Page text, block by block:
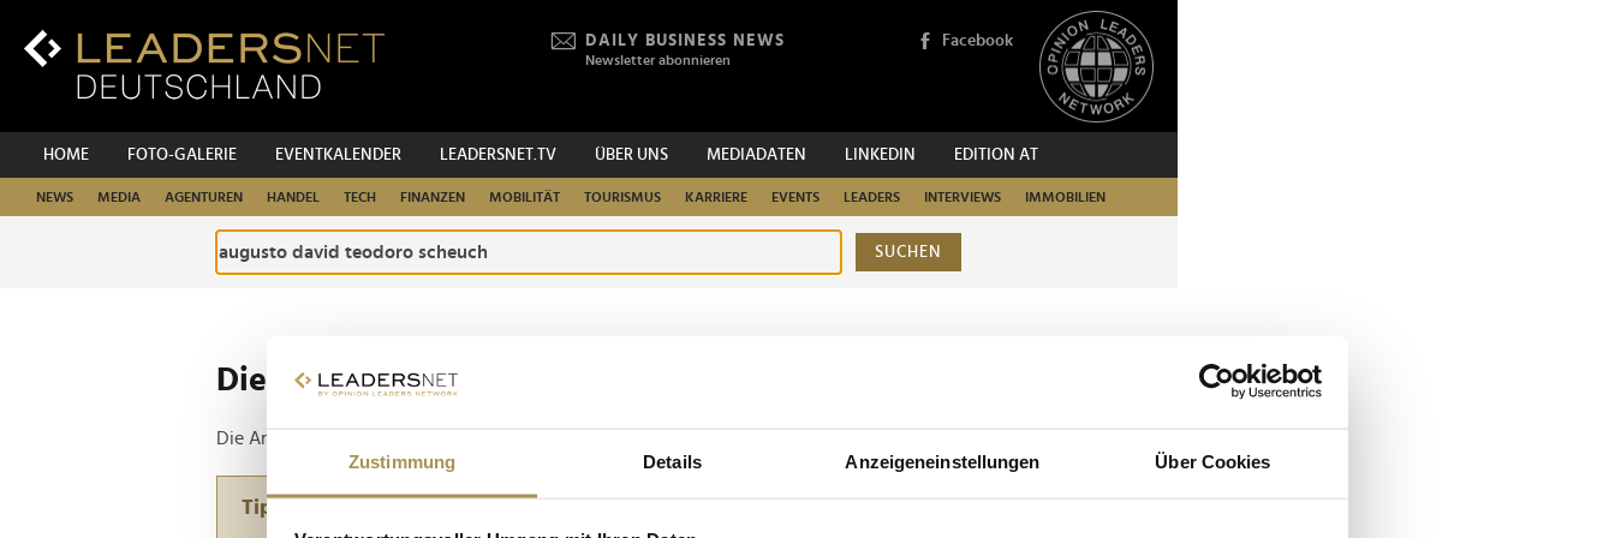
Zustimmung Details Anzeigeneinstellungen Über Cookies
Inhalt
DAILY BUSINESS NEWS
Newsletter abonnieren
Facebook
HOME FOTO-GALERIE EVENTKALENDER LEADERSNET.TV ÜBER UNS MEDIADATEN LINKEDIN EDITION AT
NEWS MEDIA AGENTUREN HANDEL TECH FINANZEN MOBILITÄT TOURISMUS KARRIERE EVENTS LEADERS INTERVIEWS IMMOBILIEN
SUCHEN
Die ganze Website durchsuchen
Die Anfrage ergab 1 Treffer.
Tipp